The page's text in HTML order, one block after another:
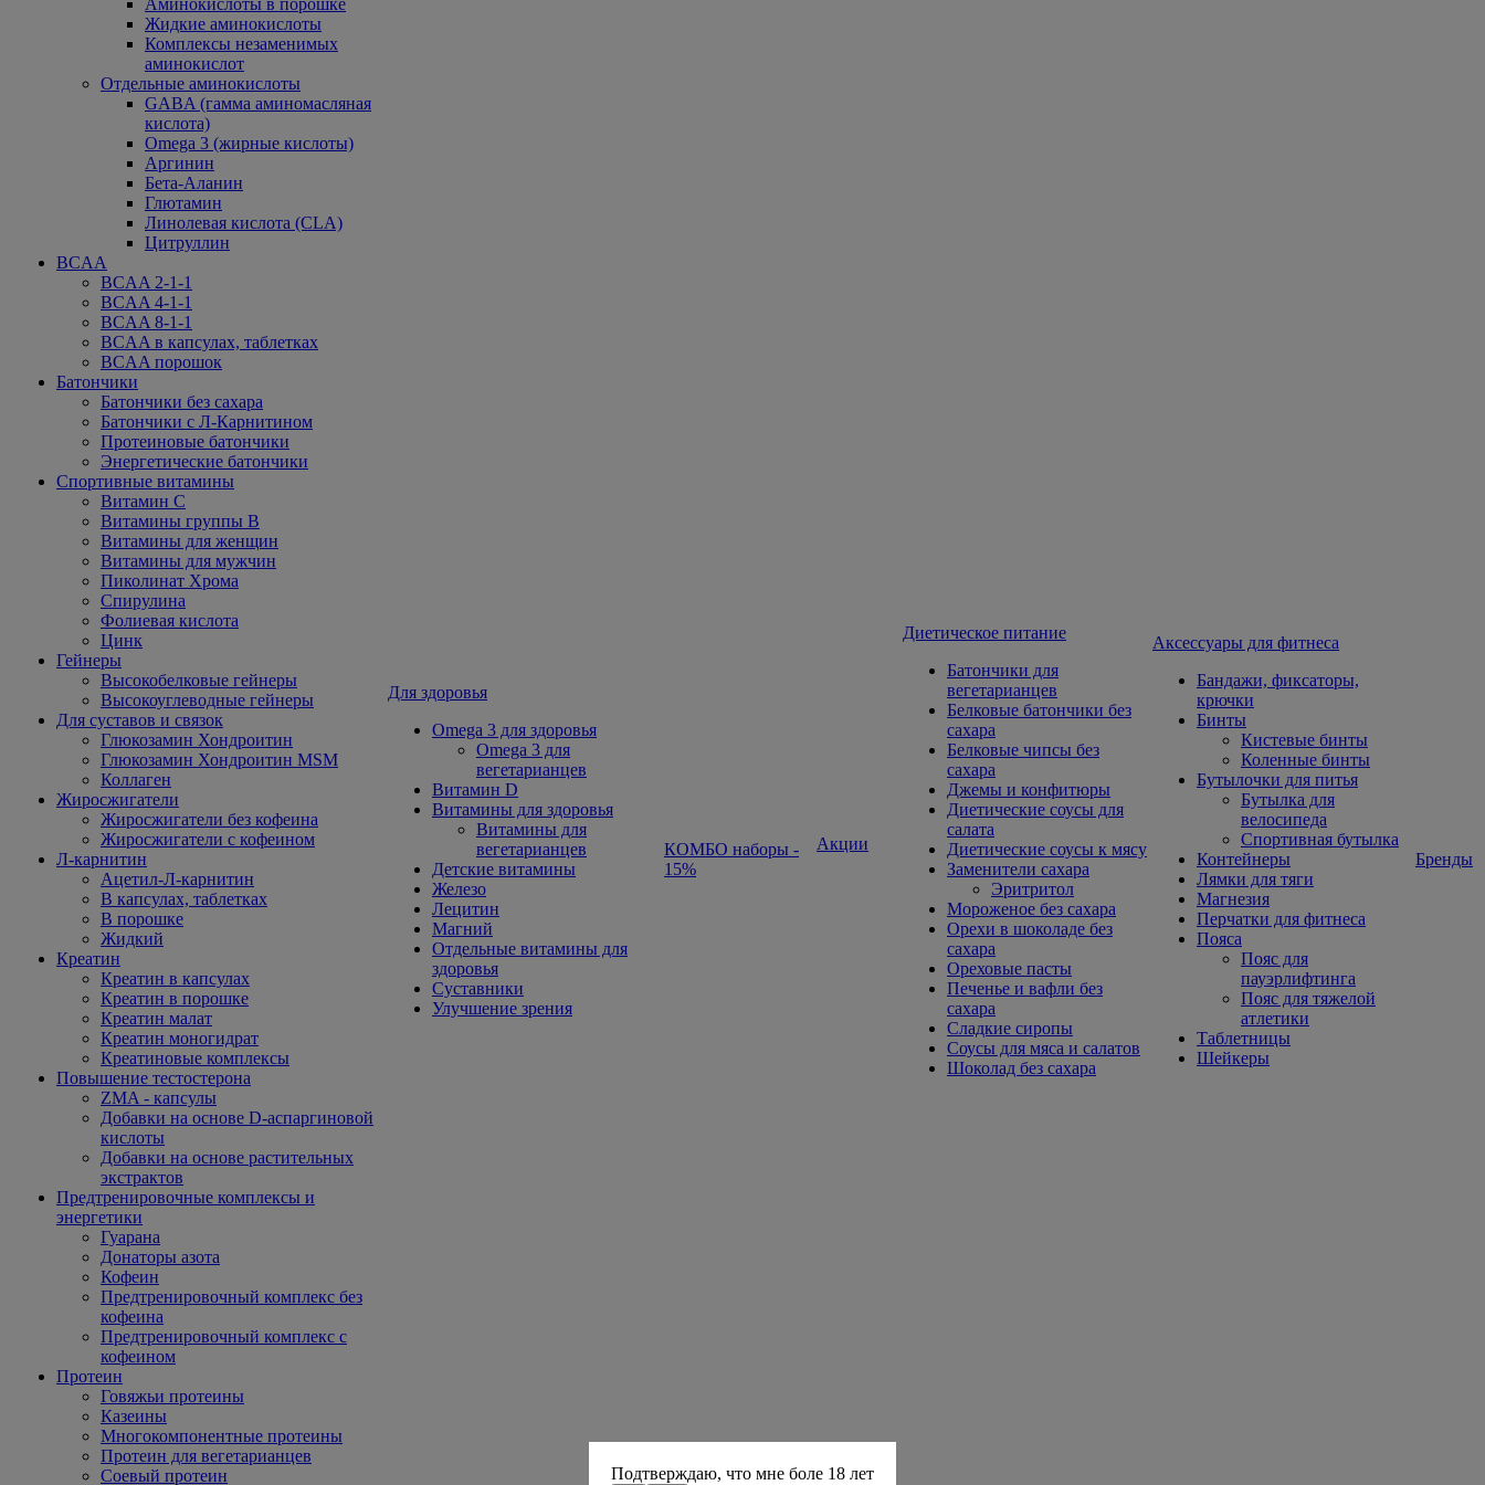
Аминокислоты в порошке
Жидкие аминокислоты
Комплексы незаменимых
аминокислот
Отдельные аминокислоты
GABA (гамма аминомасляная
кислота)
Omega 3 (жирные кислоты)
Аргинин
Бета-Аланин
Глютамин
Линолевая кислота (CLA)
Цитруллин
BCAA
BCAA 2-1-1
BCAA 4-1-1
BCAA 8-1-1
BCAA в капсулах, таблетках
BCAA порошок
Батончики
Батончики без сахара
Батончики с Л-Карнитином
Протеиновые батончики
Энергетические батончики
Спортивные витамины
Витамин С
Витамины группы В
Витамины для женщин
Витамины для мужчин
Пиколинат Хрома
Спирулина
Фолиевая кислота
Цинк
Гейнеры
Высокобелковые гейнеры
Высокоуглеводные гейнеры
Для суставов и связок
Глюкозамин Хондроитин
Глюкозамин Хондроитин MSM
Коллаген
Жиросжигатели
Жиросжигатели без кофеина
Жиросжигатели с кофеином
Л-карнитин
Ацетил-Л-карнитин
В капсулах, таблетках
В порошке
Жидкий
Креатин
Креатин в капсулах
Креатин в порошке
Креатин малат
Креатин моногидрат
Креатиновые комплексы
Повышение тестостерона
ZMA - капсулы
Добавки на основе D-аспаргиновой
кислоты
Добавки на основе растительных
экстрактов
Предтренировочные комплексы и
энергетики
Гуарана
Донаторы азота
Кофеин
Предтренировочный комплекс без
кофеина
Предтренировочный комплекс с
кофеином
Протеин
Говяжьи протеины
Казеины
Многокомпонентные протеины
Протеин для вегетарианцев
Соевый протеин
Для здоровья
Omega 3 для здоровья
Omega 3 для
вегетарианцев
Витамин D
Витамины для здоровья
Витамины для
вегетарианцев
Детские витамины
Железо
Лецитин
Магний
Отдельные витамины для
здоровья
Суставники
Улучшение зрения
КОМБО наборы -
15%
Акции
Диетическое питание
Батончики для
вегетарианцев
Белковые батончики без
сахара
Белковые чипсы без
сахара
Джемы и конфитюры
Диетические соусы для
салата
Диетические соусы к мясу
Заменители сахара
Эритритол
Мороженое без сахара
Орехи в шоколаде без
сахара
Ореховые пасты
Печенье и вафли без
сахара
Сладкие сиропы
Соусы для мяса и салатов
Шоколад без сахара
Aксессуары для фитнеса
Бандажи, фиксаторы,
крючки
Бинты
Кистевые бинты
Коленные бинты
Бутылочки для питья
Бутылка для
велосипеда
Спортивная бутылка
Контейнеры
Лямки для тяги
Магнезия
Перчатки для фитнеса
Пояса
Пояс для
пауэрлифтинга
Пояс для тяжелой
атлетики
Таблетницы
Шейкеры
Бренды
Подтверждаю, что мне боле 18 лет